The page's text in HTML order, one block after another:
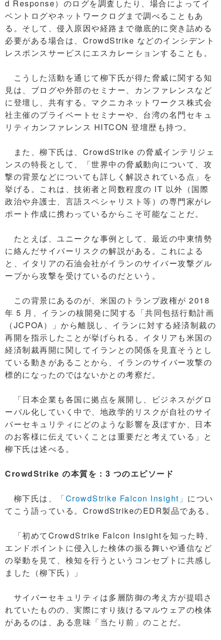
d Response）のログを調査したり、場合によってイ
ベントログやネットワークログまで調べることもあ
る。そして、侵入原因や経路まで徹底的に突き詰める
必要がある場合は、CrowdStrike などのインシデント
レスポンスサービスにエスカレーションすることも。
こうした活動を通じて柳下氏が得た脅威に関する知
見は、ブログや外部のセミナー、カンファレンスなど
に登壇し、共有する。マクニカネットワークス株式会
社主催のプライベートセミナーや、台湾の名門セキュ
リティカンファレンス HITCON 登壇歴も持つ。
また、柳下氏は、CrowdStrike の脅威インテリジェ
ンスの特長として、「世界中の脅威動向について、攻
撃の背景などについても詳しく解説されている点」を
挙げる。これは、技術者と同数程度の IT 以外（国際
政治や弁護士、言語スペシャリスト等）の専門家がレ
ポート作成に携わっているからこそ可能なことだ。
たとえば、ユニークな事例として、最近の中東情勢
に絡んだサイバーリスクの解説がある。これによる
と、イタリアの石油会社がイランのサイバー攻撃グル
ープから攻撃を受けているのだという。
この背景にあるのが、米国のトランプ政権が 2018
年 5 月、イランの核開発に関する「共同包括行動計画
（JCPOA）」から離脱し、イランに対する経済制裁の
再開を指示したことが挙げられる。イタリアも米国の
経済制裁再開に関してイランとの関係を見直そうとし
ている動きがあることから、イランのサイバー攻撃の
標的になったのではないかとの考察だ。
「日本企業も各国に拠点を展開し、ビジネスがグロ
ーバル化していく中で、地政学的リスクが自社のサイ
バーセキュリティにどのような影響を及ぼすか、日本
のお客様に伝えていくことは重要だと考えている」と
柳下氏は述べる。
CrowdStrike の本質を：3 つのエピソード
柳下氏は、 「CrowdStrike Falcon Insight」 につい
てこう語っている。CrowdStrikeのEDR製品である。
「初めてCrowdStrike Falcon Insightを知った時、
エンドポイントに侵入した検体の振る舞いや通信など
の挙動を見て、検知を行うというコンセプトに共感し
ました（柳下氏）」
サイバーセキュリティは多層防御の考え方が提唱さ
れていたものの、実際にすり抜けるマルウェアの検体
があるのは、ある意味「当たり前」のことだ。